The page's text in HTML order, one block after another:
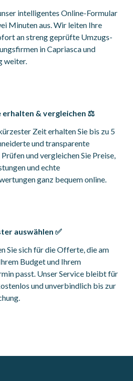
intelligentes Online-Formular
Minuten aus. Wir leiten Ihre
an streng geprüfte Umzugs-
in Capriasca und
weiter.
erhalten & vergleichen ⚖️
Zeit erhalten Sie bis zu 5
und transparente
und vergleichen Sie Preise,
und echte
ganz bequem online.
auswählen ✅
Sie sich für die Offerte, die am
Budget und Ihrem
passt. Unser Service bleibt für
und unverbindlich bis zur